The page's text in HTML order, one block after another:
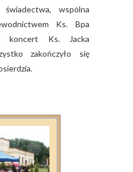
świadectwa, wspólna
Ks. Bpa
koncert Ks. Jacka
zakończyło się